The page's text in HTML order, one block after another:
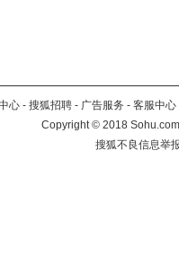
心 - 搜狐招聘 - 广告服务 - 客服中心
Copyright©2018
搜狐不良信息举